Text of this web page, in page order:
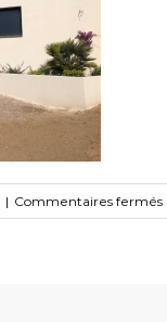
| Commentaires fermés